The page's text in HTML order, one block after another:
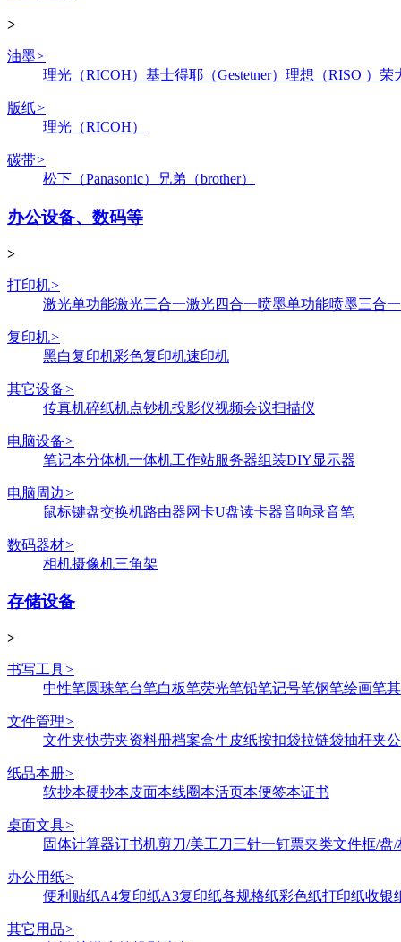
>
油墨>
理光（RICOH） 基士得耶（Gestetner） 理想（RISO ） 荣
版纸>
理光（RICOH）
碳带>
松下（Panasonic）
兄弟（brother）
办公设备、数码等
>
打印机>
激光单功能激光三合一激光四合一喷墨单功能喷墨三合一
复印机>
黑白复印机彩色复印机速印机
其它设备>
传真机碎纸机点钞机投影仪视频会议扫描仪
电脑设备>
笔记本分体机一体机工作站服务器组装DIY显示器
电脑周边>
鼠标键盘交换机路由器网卡U盘读卡器音响录音笔
数码器材>
相机摄像机三角架
存储设备
>
书写工具>
中性笔圆珠笔台笔白板笔荧光笔铅笔记号笔钢笔绘画笔
文件管理>
文件夹快劳夹资料册档案盒牛皮纸按扣袋拉链袋抽杆夹
纸品本册>
软抄本硬抄本皮面本线圈本活页本便签本证书
桌面文具>
固体计算器订书机剪刀/美工刀三针一钉票夹类文件框/盘/
办公用纸>
便利贴纸A4复印纸A3复印纸各规格纸彩色纸打印纸收银
其它用品>